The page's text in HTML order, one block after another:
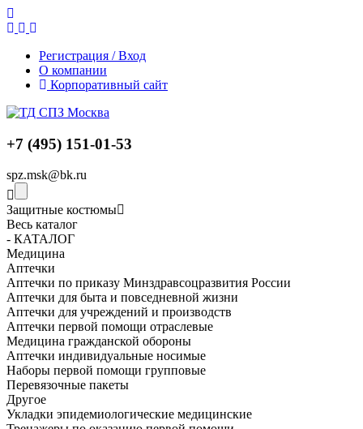
Регистрация / Вход
О компании
Корпоративный сайт
+7 (495) 151-01-53
spz.msk@bk.ru
Защитные костюмы
Весь каталог
- КАТАЛОГ
Медицина
Аптечки
Аптечки по приказу Минздравсоцразвития России
Аптечки для быта и повседневной жизни
Аптечки для учреждений и производств
Аптечки первой помощи отраслевые
Медицина гражданской обороны
Аптечки индивидуальные носимые
Наборы первой помощи групповые
Перевязочные пакеты
Другое
Укладки эпидемиологические медицинские